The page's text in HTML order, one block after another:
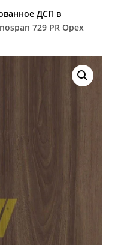
ДСП в
729 PR Орех